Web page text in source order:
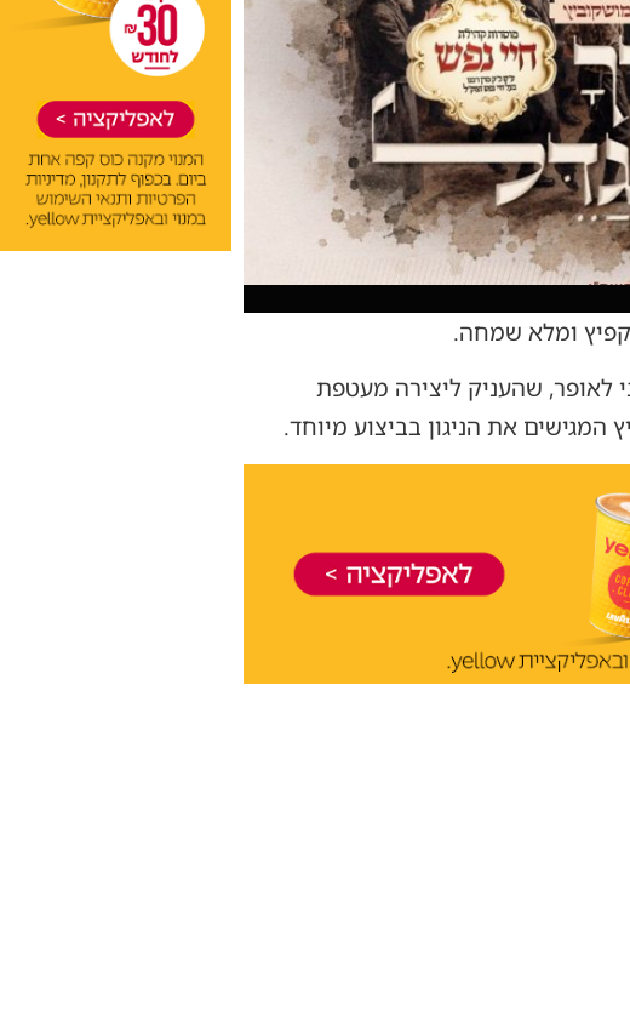
ומלא שמחה.
לאופר, שהעניק ליצירה מעטפת
את הניגון בביצוע מיוחד.